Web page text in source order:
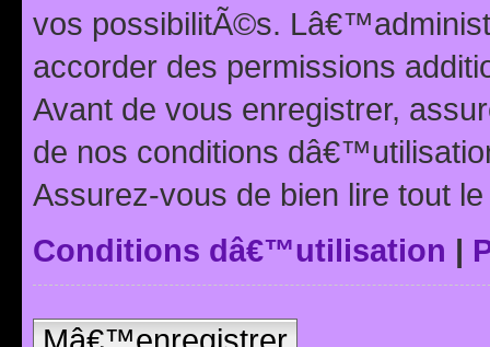
vos possibilitÃ©s.
accorder des permissions
Avant de vous enregistrer,
de nos conditions
Assurez-vous de bien lire tout
Conditions dâ€™utilisation |
Mâ€™enregistrer